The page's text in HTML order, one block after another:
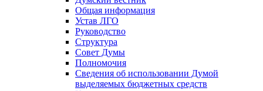
Общая информация
Устав ЛГО
Руководство
Структура
Совет Думы
Полномочия
Сведения об использовании Думой
выделяемых бюджетных средств